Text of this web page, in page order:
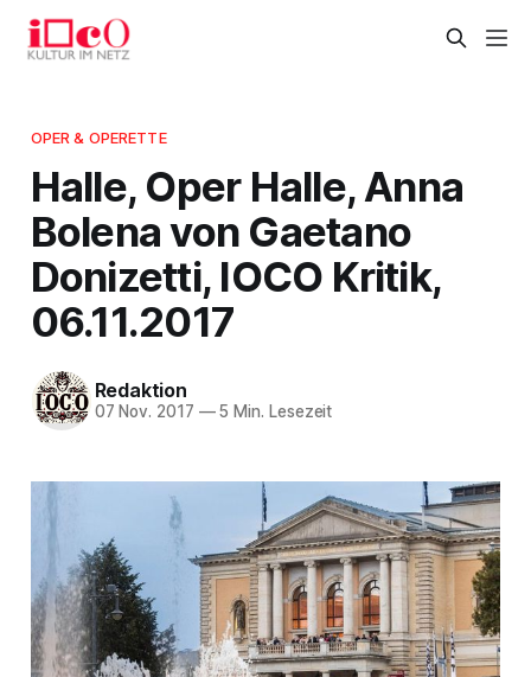
OPER & OPERETTE
Halle, Oper Halle, Anna
Bolena von Gaetano
Donizetti, IOCO Kritik,
06.11.2017
Redaktion
07 Nov. 2017 —5 Min. Lesezeit